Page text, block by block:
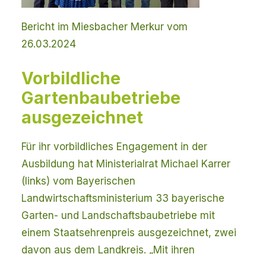
Bericht im Miesbacher Merkur vom
26.03.2024
Vorbildliche
Gartenbaubetriebe
ausgezeichnet
Für ihr vorbildliches Engagement in der
Ausbildung hat Ministerialrat Michael Karrer
(links) vom Bayerischen
Landwirtschaftsministerium 33 bayerische
Garten- und Landschaftsbaubetriebe mit
einem Staatsehrenpreis ausgezeichnet, zwei
davon aus dem Landkreis. „Mit ihren